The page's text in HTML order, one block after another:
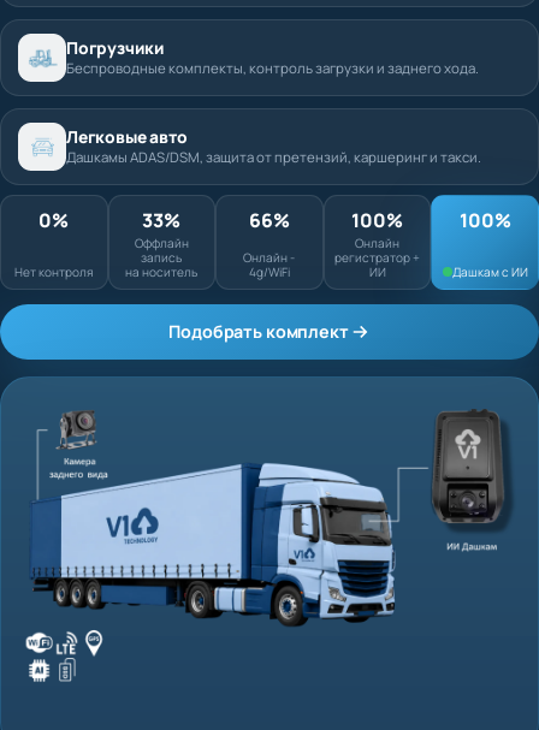
Погрузчики
Беспроводные комплекты, контроль загрузки и заднего хода.
Легковые авто
Дашкамы ADAS/DSM, защита от претензий, каршеринг и такси.
0%
Оффлайн запись
на носитель
66%
Онлайн - 4g/WiFi
100%